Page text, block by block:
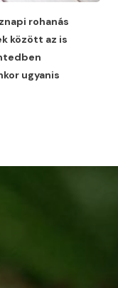
rohanás
között az is
ugyanis